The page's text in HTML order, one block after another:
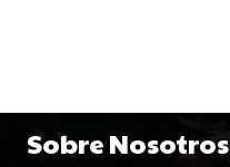
Sobre Nosotros